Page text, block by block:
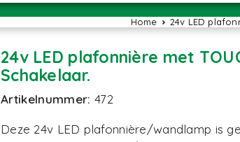
Home 24v LED
24v LED plafonnière met
Schakelaar.
Artikelnummer:472
Deze 24v LED plafonnière/wandlamp is